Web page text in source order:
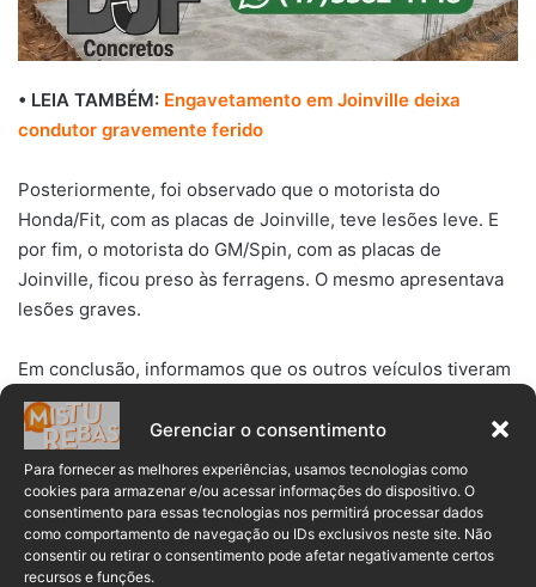
Gerenciar o consentimento
Para fornecer as melhores experiências, usamos tecnologias como
cookies para armazenar e/ou acessar informações do dispositivo. O
consentimento para essas tecnologias nos permitirá processar dados
como comportamento de navegação ou IDs exclusivos neste site. Não
consentir ou retirar o consentimento pode afetar negativamente certos
recursos e funções.
• LEIA TAMBÉM: Engavetamento em Joinville deixa
condutor gravemente ferido
Posteriormente, foi observado que o motorista do
Honda/Fit, com as placas de Joinville, teve lesões leve. E
por fim, o motorista do GM/Spin, com as placas de
Joinville, ficou preso às ferragens. O mesmo apresentava
lesões graves.
Em conclusão, informamos que os outros veículos tiveram
pequenos danos materiais e seus condutores saíram
ilesos.
Araquari Colisão óbitos PRF
Santa Catarina Tragédia